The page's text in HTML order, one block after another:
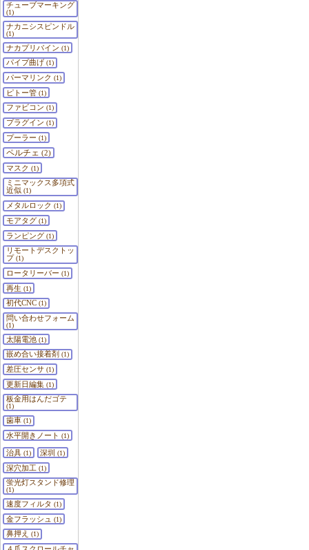
チューブマーキング
(1)
ナカニシスピンドル
(1)
ナカプリバイン (1)
パイプ曲げ(1)
パーマリンク (1)
ピトー管(1)
ファビコン (1)
プラグイン (1)
プーラー (1)
ペルチェ (2)
マスク (1)
ミニマックス多項式
近似(1)
メタルロック (1)
モアタグ(1)
ランピング(1)
リモートデスクトッ
プ(1)
ロータリーバー (1)
再生 (1)
初代CNC(1)
問い合わせフォーム
(1)
太陽電池(1)
嵌め合い接着剤 (1)
差圧センサ(1)
更新日編集(1)
板金用はんだゴテ
(1)
歯車(1)
水平開きノート (1)
治具(1) 深圳 (1)
深穴加工 (1)
蛍光灯スタンド修理
(1)
速度フィルタ (1)
金フラッシュ (1)
鼻押え (1)